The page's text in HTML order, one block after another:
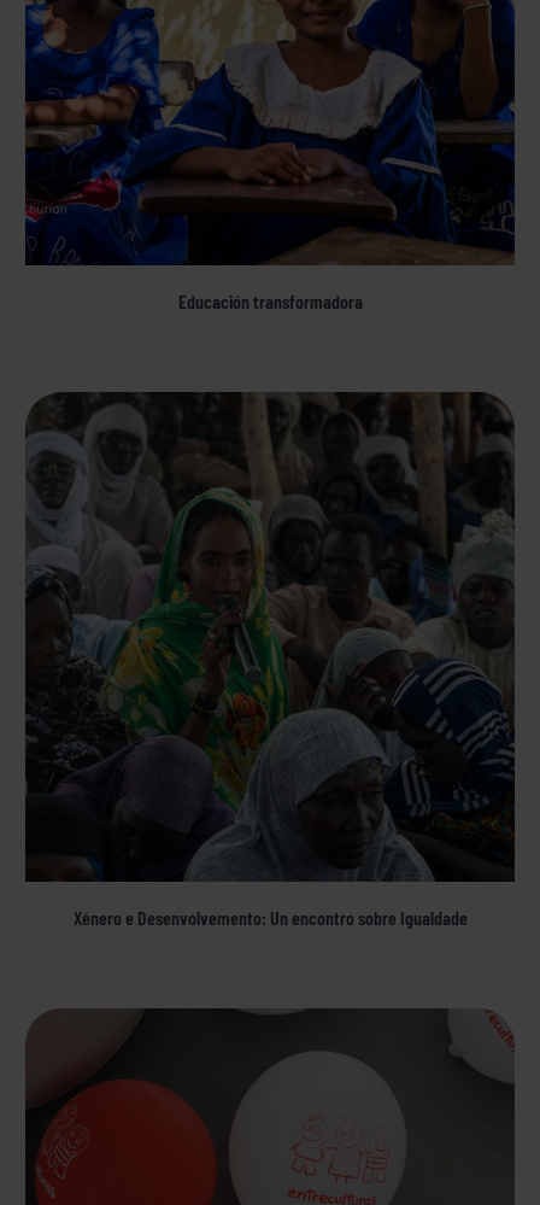
Educación transformadora
Xénero e Desenvolvemento: Un encontro sobre Igualdade